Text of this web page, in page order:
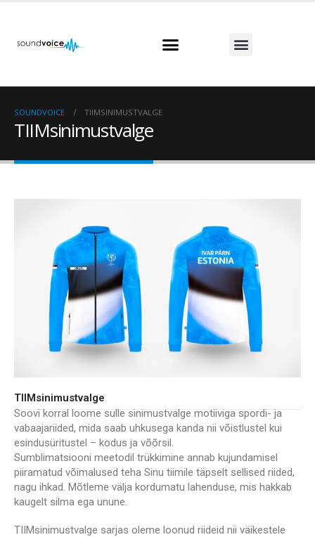
SOUNDVOICE TIIMSINIMUSTVALGE
TIIMsinimustvalge
TIIMsinimustvalge
Soovi korral loome sulle sinimustvalge motiiviga spordi- ja
vabaajariided, mida saab uhkusega kanda nii võistlustel kui
esindusüritustel – kodus ja võõrsil.
Sumblimatsiooni meetodil trükkimine annab kujundamisel
piiramatud võimalused teha Sinu tiimile täpselt sellised riided,
nagu ihkad. Mõtleme välja kordumatu lahenduse, mis hakkab
kaugelt silma ega unune.
TIIMsinimustvalge sarjas oleme loonud riideid nii väikestele